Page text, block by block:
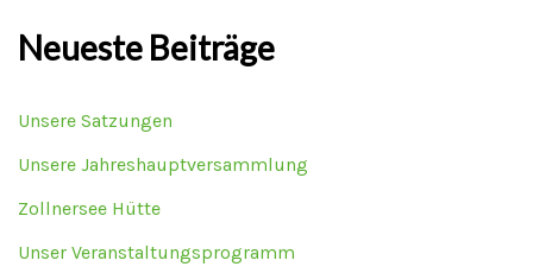
Neueste Beiträge
Unsere Satzungen
Unsere Jahreshauptversammlung
Zollnersee Hütte
Unser Veranstaltungsprogramm